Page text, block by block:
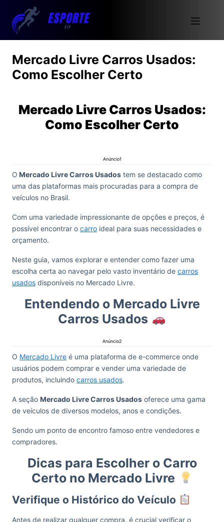
Mercado Livre Carros Usados:
Como Escolher Certo
Mercado Livre Carros Usados:
Como Escolher Certo
Anúncio1
O Mercado Livre Carros Usados tem se destacado como
uma das plataformas mais procuradas para a compra de
veículos no Brasil.
Com uma variedade impressionante de opções e preços, é
possível encontrar o carro ideal para suas necessidades e
orçamento.
Neste guia, vamos explorar e entender como fazer uma
escolha certa ao navegar pelo vasto inventário de carros
usados disponíveis no Mercado Livre.
Entendendo o Mercado Livre
Carros Usados
Anúncio2
O Mercado Livre é uma plataforma de e-commerce onde
usuários podem comprar e vender uma variedade de
produtos, incluindo carros usados.
A seção Mercado Livre Carros Usados oferece uma gama
de veículos de diversos modelos, anos e condições.
Sendo um ponto de encontro famoso entre vendedores e
compradores.
Dicas para Escolher o Carro
Certo no Mercado Livre
Verifique o Histórico do Veículo
Antes de realizar qualquer compra, é crucial verificar o